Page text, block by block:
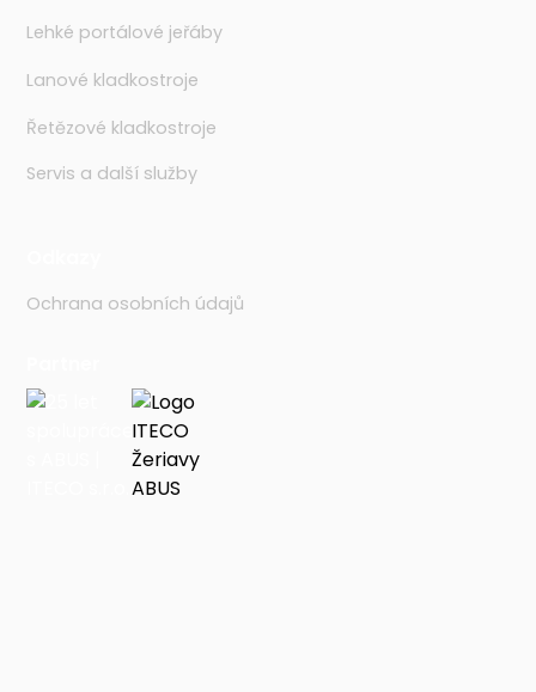
Lehké portálové jeřáby
Lanové kladkostroje
Řetězové kladkostroje
Servis a další služby
Ochrana osobních údajů